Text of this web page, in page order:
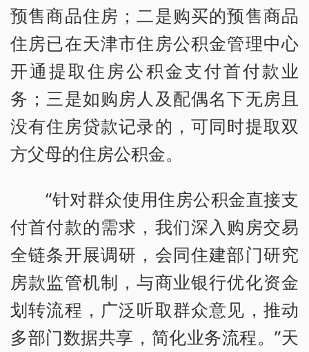
预售商品住房；二是购买的预售商品
住房已在天津市住房公积金管理中心
开通提取住房公积金支付首付款业
务；三是如购房人及配偶名下无房且
没有住房贷款记录的，可同时提取双
方父母的住房公积金。
“针对群众使用住房公积金直接支
付首付款的需求，我们深入购房交易
全链条开展调研，会同住建部门研究
房款监管机制，与商业银行优化资金
划转流程，广泛听取群众意见，推动
多部门数据共享，简化业务流程。”天